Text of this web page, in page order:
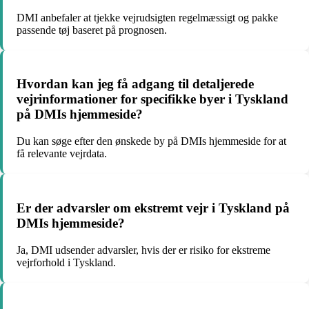
DMI anbefaler at tjekke vejrudsigten regelmæssigt og pakke
passende tøj baseret på prognosen.
Hvordan kan jeg få adgang til detaljerede
vejrinformationer for specifikke byer i Tyskland
på DMIs hjemmeside?
Du kan søge efter den ønskede by på DMIs hjemmeside for at
få relevante vejrdata.
Er der advarsler om ekstremt vejr i Tyskland på
DMIs hjemmeside?
Ja, DMI udsender advarsler, hvis der er risiko for ekstreme
vejrforhold i Tyskland.